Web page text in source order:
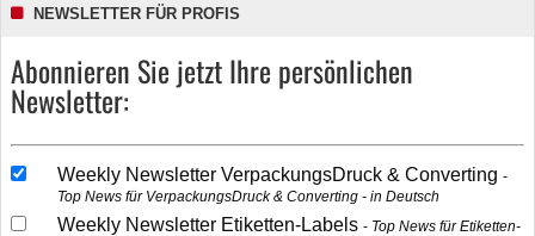
NEWSLETTER FÜR PROFIS
Abonnieren Sie jetzt Ihre persönlichen
Newsletter:
Weekly Newsletter VerpackungsDruck & Converting
Top News für VerpackungsDruck & Converting - in Deutsch
Weekly Newsletter Etiketten-Labels
Top News für Etiketten-